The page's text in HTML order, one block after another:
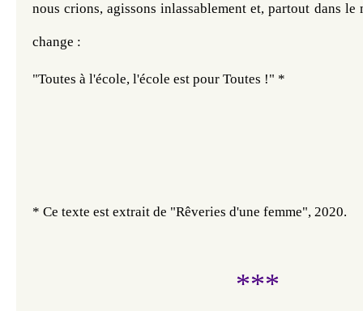
nous crions, agissons inlassablement et, partout dans le
change ​: ​​​​​​
"Toutes à l'école, l'école est pour Toutes !" *
* Ce texte est extrait de "Rêveries d'une femme", 2020.
***